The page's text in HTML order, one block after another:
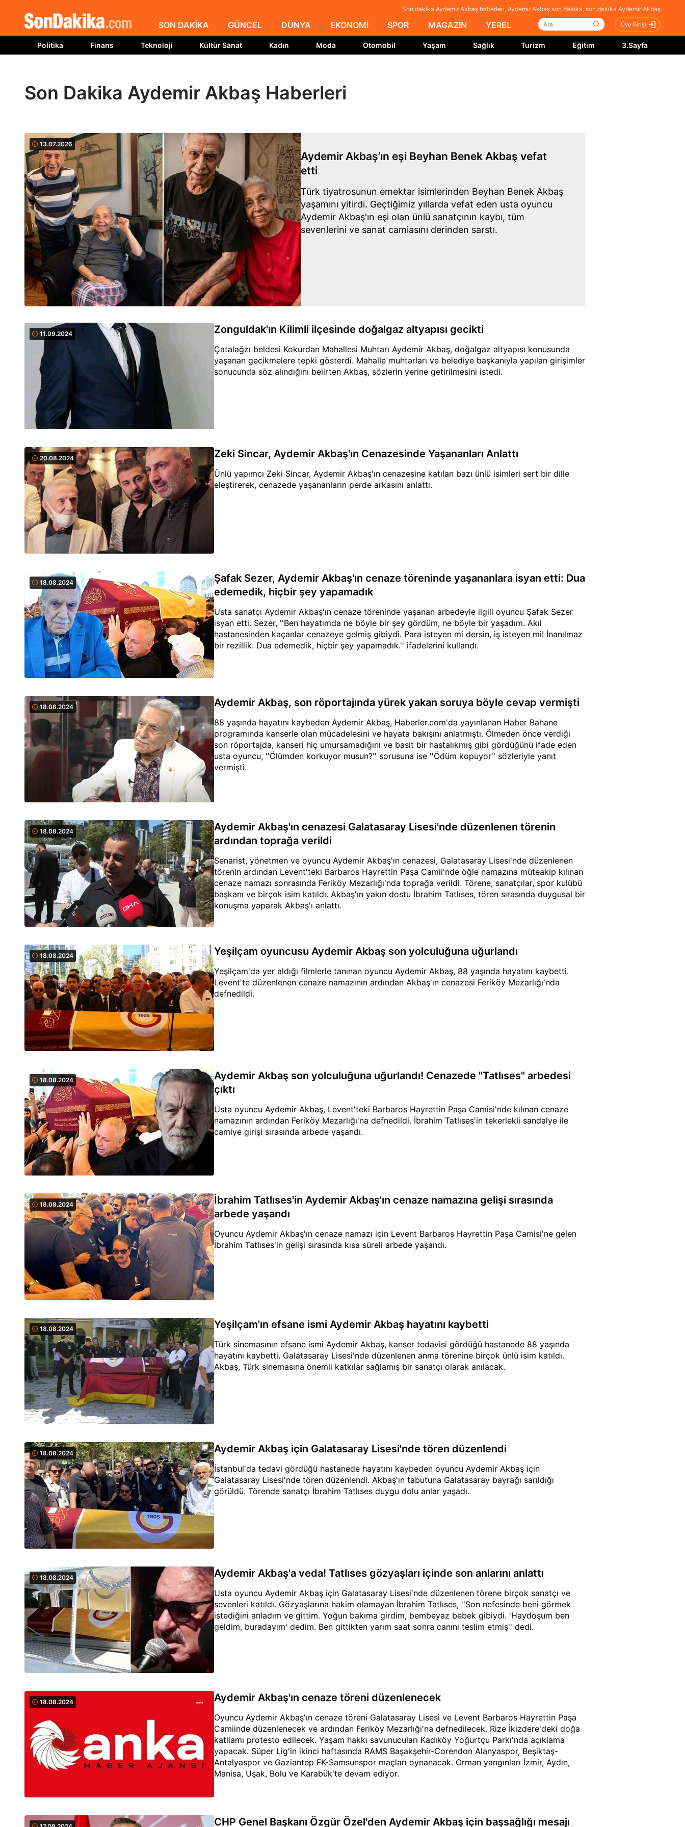
Son dakika Aydemir Akbaş haberleri, Aydemir Akbaş son dakika, son dakika Aydemir Akbaş
SON DAKİKA GÜNCEL DÜNYA EKONOMİ SPOR MAGAZİN YEREL Üye Girişi
Politika Finans Teknoloji Kültür Sanat Kadın Moda Otomobil Yaşam Sağlık Turizm Eğitim 3.Sayfa
Son Dakika Aydemir Akbaş Haberleri
13.07.2026
Aydemir Akbaş’ın eşi Beyhan Benek Akbaş vefat
etti
Türk tiyatrosunun emektar isimlerinden Beyhan Benek Akbaş
yaşamını yitirdi. Geçtiğimiz yıllarda vefat eden usta oyuncu
Aydemir Akbaş'ın eşi olan ünlü sanatçının kaybı, tüm
sevenlerini ve sanat camiasını derinden sarstı.
11.09.2024 Zonguldak'ın Kilimli ilçesinde doğalgaz altyapısı gecikti
Çatalağzı beldesi Kokurdan Mahallesi Muhtarı Aydemir Akbaş, doğalgaz altyapısı konusunda
yaşanan gecikmelere tepki gösterdi. Mahalle muhtarları ve belediye başkanıyla yapılan girişimler
sonucunda söz alındığını belirten Akbaş, sözlerin yerine getirilmesini istedi.
20.08.2024 Zeki Sincar, Aydemir Akbaş'ın Cenazesinde Yaşananları Anlattı
Ünlü yapımcı Zeki Sincar, Aydemir Akbaş'ın cenazesine katılan bazı ünlü isimleri sert bir dille
eleştirerek, cenazede yaşananların perde arkasını anlattı.
18.08.2024
Şafak Sezer, Aydemir Akbaş'ın cenaze töreninde yaşananlara isyan etti: Dua
edemedik, hiçbir şey yapamadık
Usta sanatçı Aydemir Akbaş'ın cenaze töreninde yaşanan arbedeyle ilgili oyuncu Şafak Sezer
isyan etti. Sezer, ''Ben hayatımda ne böyle bir şey gördüm, ne böyle bir yaşadım. Akıl
hastanesinden kaçanlar cenazeye gelmiş gibiydi. Para isteyen mi dersin, iş isteyen mi! İnanılmaz
bir rezillik. Dua edemedik, hiçbir şey yapamadık.'' ifadelerini kullandı.
18.08.2024 Aydemir Akbaş, son röportajında yürek yakan soruya böyle cevap vermişti
88 yaşında hayatını kaybeden Aydemir Akbaş, Haberler.com'da yayınlanan Haber Bahane
programında kanserle olan mücadelesini ve hayata bakışını anlatmıştı. Ölmeden önce verdiği
son röportajda, kanseri hiç umursamadığını ve basit bir hastalıkmış gibi gördüğünü ifade eden
usta oyuncu, ''Ölümden korkuyor musun?'' sorusuna ise ''Ödüm kopuyor'' sözleriyle yanıt
vermişti.
18.08.2024
Aydemir Akbaş'ın cenazesi Galatasaray Lisesi'nde düzenlenen törenin
ardından toprağa verildi
Senarist, yönetmen ve oyuncu Aydemir Akbaş'ın cenazesi, Galatasaray Lisesi'nde düzenlenen
törenin ardından Levent'teki Barbaros Hayrettin Paşa Camii'nde öğle namazına müteakip kılınan
cenaze namazı sonrasında Feriköy Mezarlığı'nda toprağa verildi. Törene, sanatçılar, spor kulübü
başkanı ve birçok isim katıldı. Akbaş'ın yakın dostu İbrahim Tatlıses, tören sırasında duygusal bir
konuşma yaparak Akbaş'ı anlattı.
18.08.2024 Yeşilçam oyuncusu Aydemir Akbaş son yolculuğuna uğurlandı
Yeşilçam'da yer aldığı filmlerle tanınan oyuncu Aydemir Akbaş, 88 yaşında hayatını kaybetti.
Levent'te düzenlenen cenaze namazının ardından Akbaş'ın cenazesi Feriköy Mezarlığı'nda
defnedildi.
18.08.2024
Aydemir Akbaş son yolculuğuna uğurlandı! Cenazede "Tatlıses" arbedesi
çıktı
Usta oyuncu Aydemir Akbaş, Levent'teki Barbaros Hayrettin Paşa Camisi'nde kılınan cenaze
namazının ardından Feriköy Mezarlığı'na defnedildi. İbrahim Tatlıses'in tekerlekli sandalye ile
camiye girişi sırasında arbede yaşandı.
18.08.2024
İbrahim Tatlıses'in Aydemir Akbaş'ın cenaze namazına gelişi sırasında
arbede yaşandı
Oyuncu Aydemir Akbaş'ın cenaze namazı için Levent Barbaros Hayrettin Paşa Camisi'ne gelen
İbrahim Tatlıses'in gelişi sırasında kısa süreli arbede yaşandı.
18.08.2024 Yeşilçam'ın efsane ismi Aydemir Akbaş hayatını kaybetti
Türk sinemasının efsane ismi Aydemir Akbaş, kanser tedavisi gördüğü hastanede 88 yaşında
hayatını kaybetti. Galatasaray Lisesi'nde düzenlenen anma törenine birçok ünlü isim katıldı.
Akbaş, Türk sinemasına önemli katkılar sağlamış bir sanatçı olarak anılacak.
18.08.2024 Aydemir Akbaş için Galatasaray Lisesi'nde tören düzenlendi
İstanbul'da tedavi gördüğü hastanede hayatını kaybeden oyuncu Aydemir Akbaş için
Galatasaray Lisesi'nde tören düzenlendi. Akbaş'ın tabutuna Galatasaray bayrağı sarıldığı
görüldü. Törende sanatçı İbrahim Tatlıses duygu dolu anlar yaşadı.
18.08.2024 Aydemir Akbaş'a veda! Tatlıses gözyaşları içinde son anlarını anlattı
Usta oyuncu Aydemir Akbaş için Galatasaray Lisesi'nde düzenlenen törene birçok sanatçı ve
sevenleri katıldı. Gözyaşlarına hakim olamayan İbrahim Tatlıses, ''Son nefesinde beni görmek
istediğini anladım ve gittim. Yoğun bakıma girdim, bembeyaz bebek gibiydi. 'Haydoşum ben
geldim, buradayım' dedim. Ben gittikten yarım saat sonra canını teslim etmiş'' dedi.
18.08.2024 Aydemir Akbaş'ın cenaze töreni düzenlenecek
Oyuncu Aydemir Akbaş'ın cenaze töreni Galatasaray Lisesi ve Levent Barbaros Hayrettin Paşa
Camiinde düzenlenecek ve ardından Feriköy Mezarlığı'na defnedilecek. Rize İkizdere'deki doğa
katliamı protesto edilecek. Yaşam hakkı savunucuları Kadıköy Yoğurtçu Parkı'nda açıklama
yapacak. Süper Lig'in ikinci haftasında RAMS Başakşehir-Corendon Alanyaspor, Beşiktaş-
Antalyaspor ve Gaziantep FK-Samsunspor maçları oynanacak. Orman yangınları İzmir, Aydın,
Manisa, Uşak, Bolu ve Karabük'te devam ediyor.
CHP Genel Başkanı Özgür Özel'den Aydemir Akbaş için başsağlığı mesajı